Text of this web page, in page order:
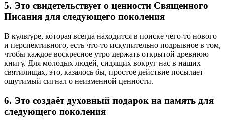
5. Это свидетельствует о ценности Священного
Писания для следующего поколения
В культуре, которая всегда находится в поиске чего-то нового
и перспективного, есть что-то искупительно подрывное в том,
чтобы каждое воскресное утро держать открытой древнюю
книгу. Для молодых людей, сидящих вокруг нас в наших
святилищах, это, казалось бы, простое действие посылает
ощутимый сигнал о неизменной ценности.
6. Это создаёт духовный подарок на память для
следующего поколения